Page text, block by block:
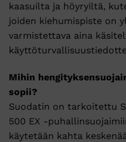
kaasuilta ja höyryiltä,
joiden kiehumispiste on
varmistettava aina
Mihin
sopii?
Suodatin on tarkoitettu
500 EX -
käytetään kahta